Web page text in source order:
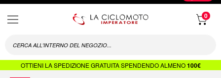
OTTIENI LA SPEDIZIONE GRATUITA SPENDENDO ALMENO100€